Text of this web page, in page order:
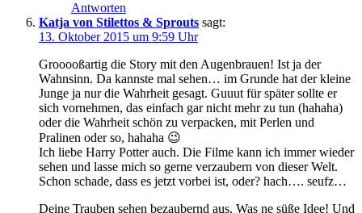
Antworten
Katja von Stilettos & Sprouts sagt:
13. Oktober 2015 um 9:59 Uhr
Grooooßartig die Story mit den Augenbrauen! Ist ja der
Wahnsinn. Da kannste mal sehen… im Grunde hat der kleine
Junge ja nur die Wahrheit gesagt. Guuut für später sollte er
sich vornehmen, das einfach gar nicht mehr zu tun (hahaha)
oder die Wahrheit schön zu verpacken, mit Perlen und
Pralinen oder so, hahaha 😉
Ich liebe Harry Potter auch. Die Filme kann ich immer wieder
sehen und lasse mich so gerne verzaubern von dieser Welt.
Schon schade, dass es jetzt vorbei ist, oder? hach…. seufz…
Deine Trauben sehen bezaubernd aus. Was ne süße Idee! Und